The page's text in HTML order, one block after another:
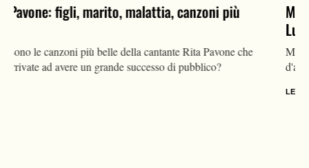
Max Giusti oggi: età, moglie, figli, Selvaggia
Max Giusti è un conduttore televisivo che ha avuto una storia
d'amore anche con la giornalista Selvaggia Lucarelli